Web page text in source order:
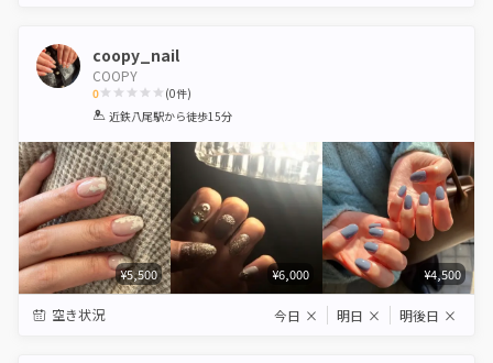
coopy_nail
COOPY
0
1 2 3 4 5
(0件)
近鉄八尾駅から徒歩15分
¥5,500 ¥6,000 ¥4,500
空き状況 今日 × 明日 × 明後日 ×